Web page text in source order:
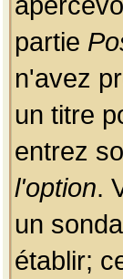
partie
n'avez
un titre
entrez
l'option.
un
établir;